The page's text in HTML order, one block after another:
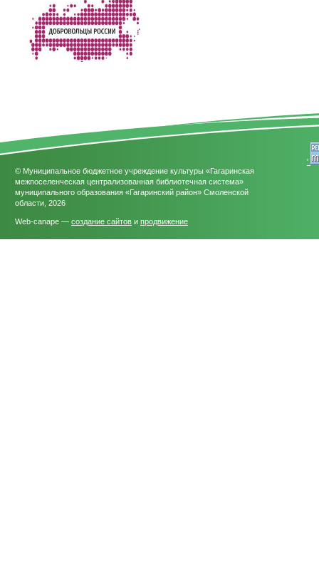
© Муниципальное бюджетное учреждение культуры «Гагаринская
межпоселенческая централизованная библиотечная система»
муниципального образования «Гагаринский район» Смоленской
области, 2026
Web-canape — создание сайтов и продвижение
'